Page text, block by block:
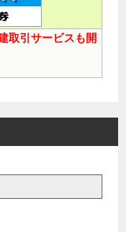
取引サービスも開